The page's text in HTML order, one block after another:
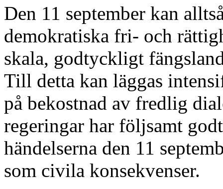
Den 11 september kan
demokratiska fri- och
skala, godtyckligt
Till detta kan läggas
på bekostnad av fredlig
regeringar har följsamt
händelserna den 11
som civila konsekvenser.